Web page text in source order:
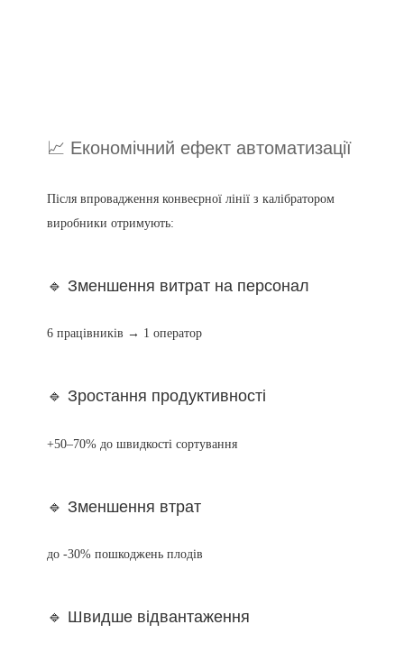
📈 Економічний ефект автоматизації
Після впровадження конвеєрної лінії з калібратором
виробники отримують:
🔹 Зменшення витрат на персонал
6 працівників → 1 оператор
🔹 Зростання продуктивності
+50–70% до швидкості сортування
🔹 Зменшення втрат
до -30% пошкоджень плодів
🔹 Швидше відвантаження